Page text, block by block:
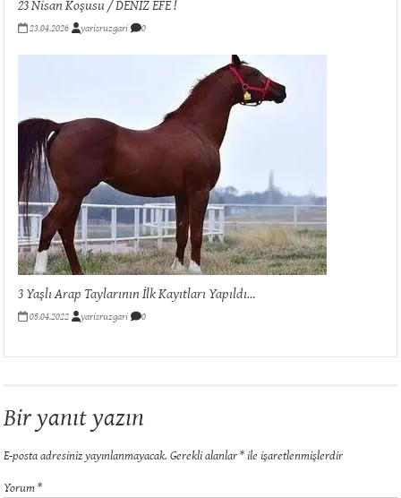
23 Nisan Koşusu / DENİZ EFE !
23.04.2026 yarisruzgari 0
3 Yaşlı Arap Taylarının İlk Kayıtları Yapıldı…
05.04.2022 yarisruzgari 0
Bir yanıt yazın
E-posta adresiniz yayınlanmayacak. Gerekli alanlar*ile işaretlenmişlerdir
Yorum*